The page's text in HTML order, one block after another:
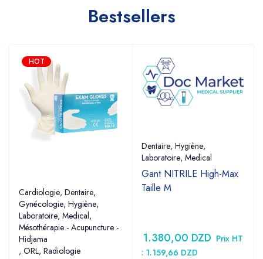
Bestsellers
HOT
Cardiologie, Dentaire,
Gynécologie, Hygiène,
Laboratoire, Medical,
Mésothérapie - Acupuncture -
Hidjama
, ORL, Radiologie
Dentaire, Hygiène,
Laboratoire, Medical
Gant NITRILE High-Max
Taille M
1.380,00 DZD Prix HT
: 1.159,66 DZD